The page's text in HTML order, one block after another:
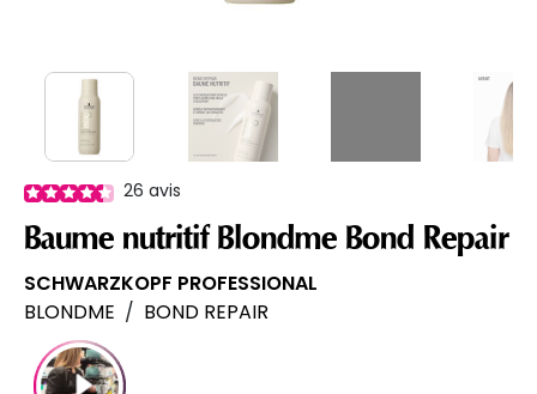
26 avis
Baume nutritif Blondme Bond Repair
SCHWARZKOPF PROFESSIONAL
BLONDME / BOND REPAIR